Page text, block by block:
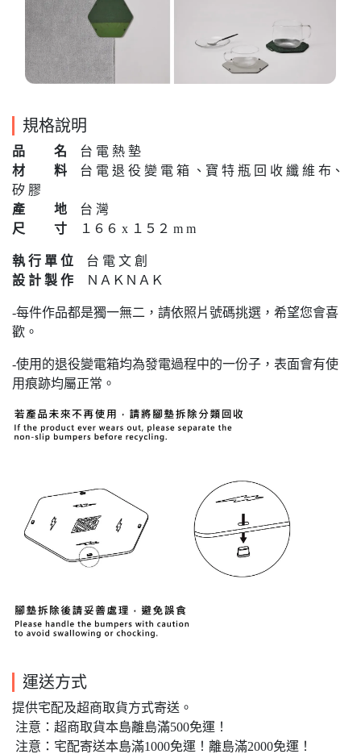
規格說明
品 名 台 電 熱 墊
材 料
台 電 退 役 變 電 箱 、寶 特 瓶 回 收 纖 維 布、
矽 膠
產 地 台 灣
尺 寸 １６６ x １５２ m m
執 行 單 位 台 電 文 創
設 計 製 作 ＮＡＫＮＡＫ
-每件作品都是獨一無二，請依照片號碼挑選，希望您會喜
歡。
-使用的退役變電箱均為發電過程中的一份子，表面會有使
用痕跡均屬正常。
運送方式
提供宅配及超商取貨方式寄送。
注意：超商取貨本島離島滿500免運！
注意：宅配寄送本島滿1000免運！離島滿2000免運！